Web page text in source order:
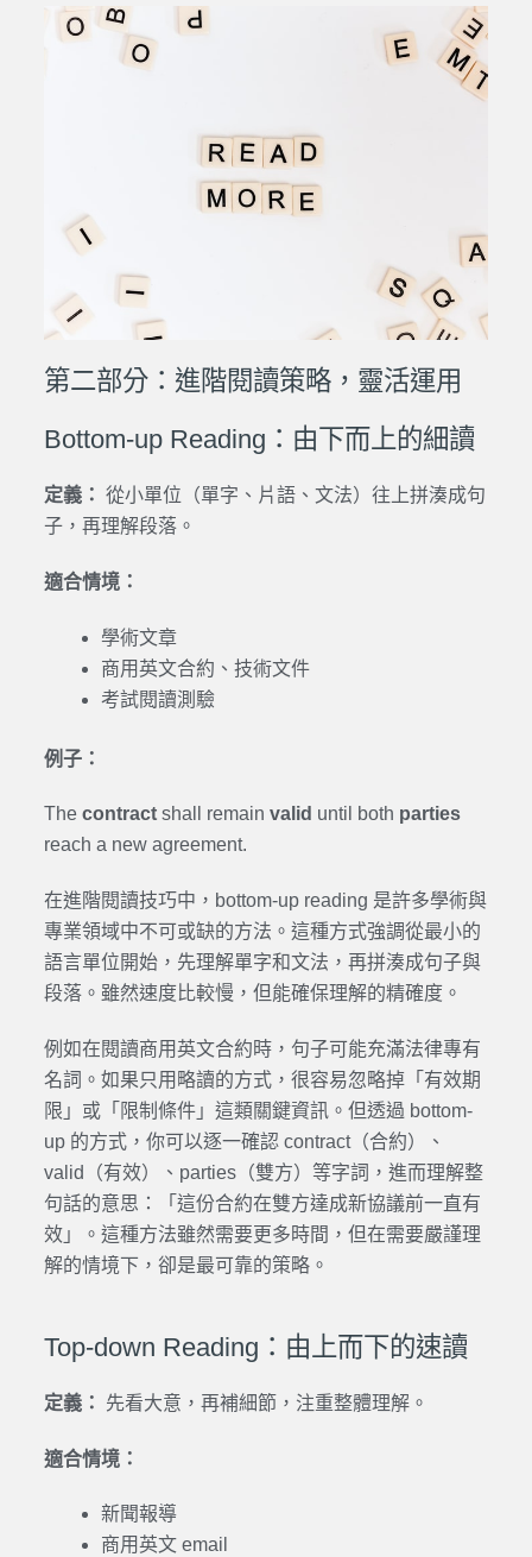
第二部分：進階閱讀策略，靈活運用
Bottom-up Reading：由下而上的細讀
定義： 從小單位（單字、片語、文法）往上拼湊成句
子，再理解段落。
適合情境：
學術文章
商用英文合約、技術文件
考試閱讀測驗
例子：
The contractshall remain valid until both parties
reach a new agreement.
在進階閱讀技巧中，bottom-up reading 是許多學術與
專業領域中不可或缺的方法。這種方式強調從最小的
語言單位開始，先理解單字和文法，再拼湊成句子與
段落。雖然速度比較慢，但能確保理解的精確度。
例如在閱讀商用英文合約時，句子可能充滿法律專有
名詞。如果只用略讀的方式，很容易忽略掉「有效期
限」或「限制條件」這類關鍵資訊。但透過 bottom-
up 的方式，你可以逐一確認 contract（合約）、
valid（有效）、parties（雙方）等字詞，進而理解整
句話的意思：「這份合約在雙方達成新協議前一直有
效」。這種方法雖然需要更多時間，但在需要嚴謹理
解的情境下，卻是最可靠的策略。
Top-down Reading：由上而下的速讀
定義： 先看大意，再補細節，注重整體理解。
適合情境：
新聞報導
商用英文 email